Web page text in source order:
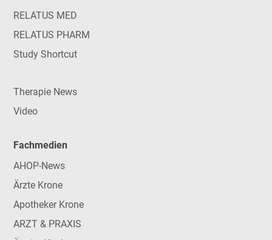
RELATUS MED
RELATUS PHARM
Study Shortcut
Therapie News
Video
Fachmedien
AHOP-News
Ärzte Krone
Apotheker Krone
ARZT & PRAXIS